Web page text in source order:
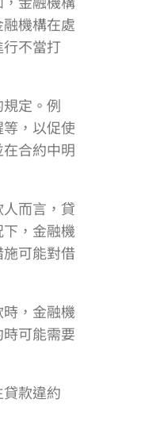
機構在處
不當打
定。例
，以促使
合約中明
而言，貸
，金融機
可能對借
，金融機
可能需要
款違約